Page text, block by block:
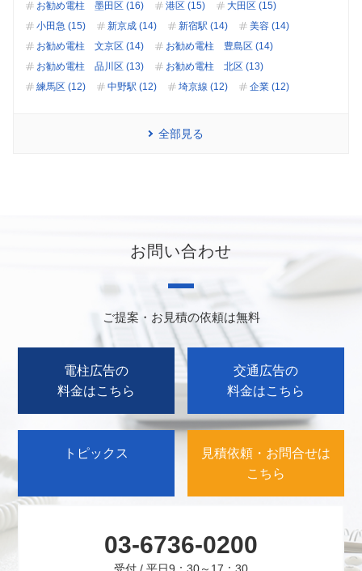
お勧め電柱 墨田区 (16)
港区 (15)
大田区 (15)
小田急 (15)
新京成 (14) 新宿駅 (14)
美容 (14)
お勧め電柱 文京区 (14)
お勧め電柱 豊島区 (14)
お勧め電柱 品川区 (13)
お勧め電柱 北区 (13)
練馬区 (12)
中野駅 (12) 埼京線 (12) 企業 (12)
全部見る
お問い合わせ
ご提案・お見積の依頼は無料
電柱広告の
料金はこちら
交通広告の
料金はこちら
トピックス
見積依頼・お問合せは
こちら
03-6736-0200